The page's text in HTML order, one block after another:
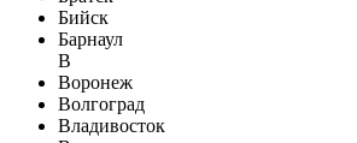
Бийск
Барнаул
В
Воронеж
Волгоград
Владивосток